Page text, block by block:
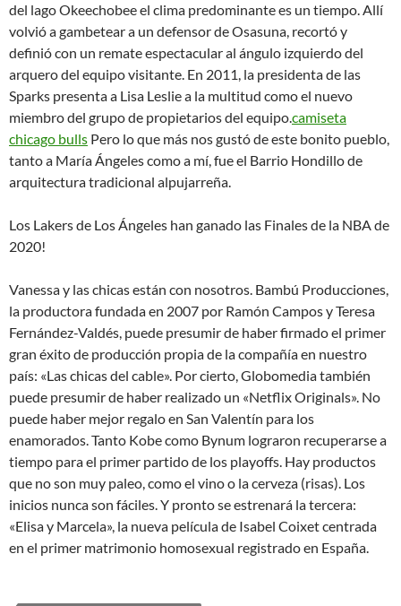
del lago Okeechobee el clima predominante es un tiempo. Allí
volvió a gambetear a un defensor de Osasuna, recortó y
definió con un remate espectacular al ángulo izquierdo del
arquero del equipo visitante. En 2011, la presidenta de las
Sparks presenta a Lisa Leslie a la multitud como el nuevo
miembro del grupo de propietarios del equipo.camiseta
chicago bulls Pero lo que más nos gustó de este bonito pueblo,
tanto a María Ángeles como a mí, fue el Barrio Hondillo de
arquitectura tradicional alpujarreña.
Los Lakers de Los Ángeles han ganado las Finales de la NBA de
2020!
Vanessa y las chicas están con nosotros. Bambú Producciones,
la productora fundada en 2007 por Ramón Campos y Teresa
Fernández-Valdés, puede presumir de haber firmado el primer
gran éxito de producción propia de la compañía en nuestro
país: «Las chicas del cable». Por cierto, Globomedia también
puede presumir de haber realizado un «Netflix Originals». No
puede haber mejor regalo en San Valentín para los
enamorados. Tanto Kobe como Bynum lograron recuperarse a
tiempo para el primer partido de los playoffs. Hay productos
que no son muy paleo, como el vino o la cerveza (risas). Los
inicios nunca son fáciles. Y pronto se estrenará la tercera:
«Elisa y Marcela», la nueva película de Isabel Coixet centrada
en el primer matrimonio homosexual registrado en España.